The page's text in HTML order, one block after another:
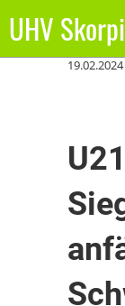
UHV Zurück
19.02.2024